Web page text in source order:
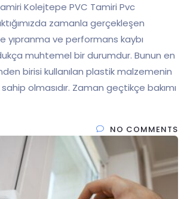
Kolejtepe PVC Tamiri Pvc
zamanla gerçekleşen
yıpranma ve performans kaybı
muhtemel bir durumdur. Bunun en
birisi kullanılan plastik malzemenin
olmasıdır. Zaman geçtikçe bakımı
NO COMMENTS